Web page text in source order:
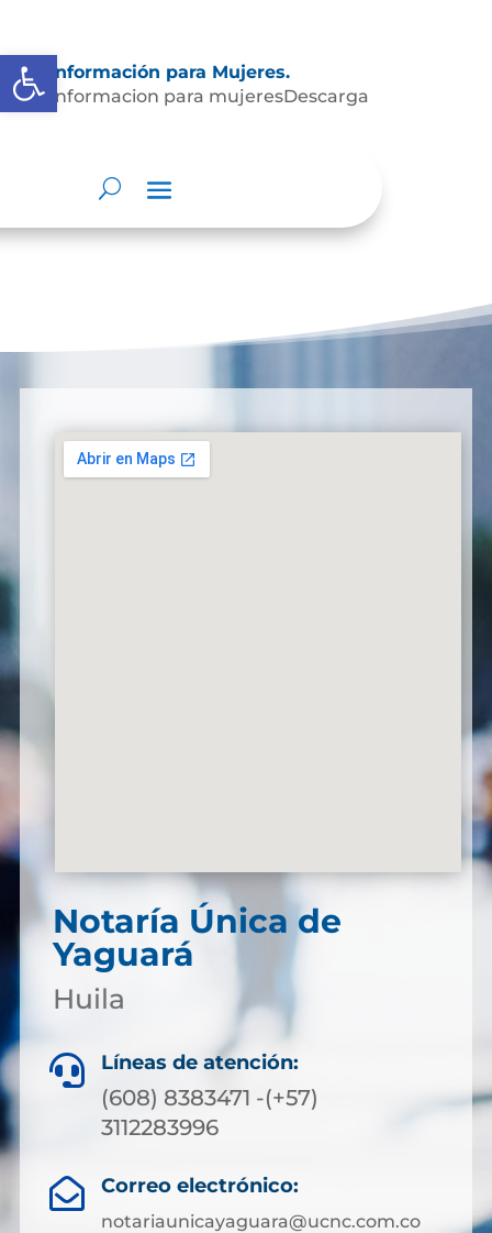
Abrir barra de herramientas
Información para Mujeres.
Informacion para mujeresDescarga
Notaría Única de
Yaguará
Huila
 Líneas de atención:
(608) 8383471 -(+57)
3112283996
 Correo electrónico:
notariaunicayaguara@ucnc.com.co